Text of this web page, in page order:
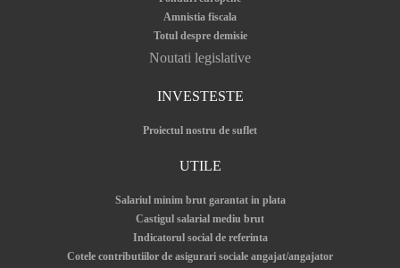
Amnistia fiscala
Totul despre demisie
Noutati legislative
INVESTESTE
Proiectul nostru de suflet
UTILE
Salariul minim brut garantat in plata
Castigul salarial mediu brut
Indicatorul social de referinta
Cotele contributiilor de asigurari sociale angajat/angajator